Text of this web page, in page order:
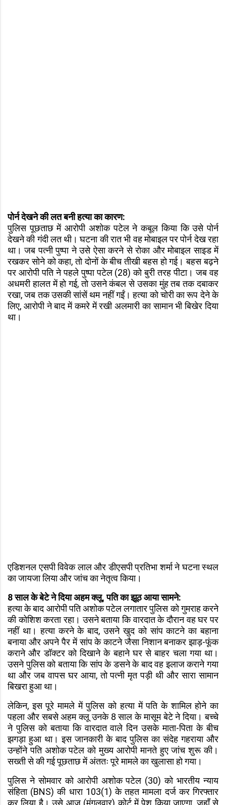
पोर्न देखने की लत बनी हत्या का कारण:
पुलिस पूछताछ में आरोपी अशोक पटेल ने कबूल किया कि उसे पोर्न
देखने की गंदी लत थी। घटना की रात भी वह मोबाइल पर पोर्न देख रहा
था। जब पत्नी पुष्पा ने उसे ऐसा करने से रोका और मोबाइल साइड में
रखकर सोने को कहा, तो दोनों के बीच तीखी बहस हो गई। बहस बढ़ने
पर आरोपी पति ने पहले पुष्पा पटेल (28) को बुरी तरह पीटा। जब वह
अधमरी हालत में हो गई, तो उसने कंबल से उसका मुंह तब तक दबाकर
रखा, जब तक उसकी सांसें थम नहीं गईं। हत्या को चोरी का रूप देने के
लिए, आरोपी ने बाद में कमरे में रखी अलमारी का सामान भी बिखेर दिया
था।
एडिशनल एसपी विवेक लाल और डीएसपी प्रतिभा शर्मा ने घटना स्थल
का जायजा लिया और जांच का नेतृत्व किया।
8 साल के बेटे ने दिया अहम क्लू, पति का झूठ आया सामने:
हत्या के बाद आरोपी पति अशोक पटेल लगातार पुलिस को गुमराह करने
की कोशिश करता रहा। उसने बताया कि वारदात के दौरान वह घर पर
नहीं था। हत्या करने के बाद, उसने खुद को सांप काटने का बहाना
बनाया और अपने पैर में सांप के काटने जैसा निशान बनाकर झाड़-फूंक
कराने और डॉक्टर को दिखाने के बहाने घर से बाहर चला गया था।
उसने पुलिस को बताया कि सांप के डसने के बाद वह इलाज कराने गया
था और जब वापस घर आया, तो पत्नी मृत पड़ी थी और सारा सामान
बिखरा हुआ था।
लेकिन, इस पूरे मामले में पुलिस को हत्या में पति के शामिल होने का
पहला और सबसे अहम क्लू उनके 8 साल के मासूम बेटे ने दिया। बच्चे
ने पुलिस को बताया कि वारदात वाले दिन उसके माता-पिता के बीच
झगड़ा हुआ था। इस जानकारी के बाद पुलिस का संदेह गहराया और
उन्होंने पति अशोक पटेल को मुख्य आरोपी मानते हुए जांच शुरू की।
सख्ती से की गई पूछताछ में अंततः पूरे मामले का खुलासा हो गया।
पुलिस ने सोमवार को आरोपी अशोक पटेल (30) को भारतीय न्याय
संहिता (BNS) की धारा 103(1) के तहत मामला दर्ज कर गिरफ्तार
कर लिया है। उसे आज (मंगलवार) कोर्ट में पेश किया जाएगा, जहाँ से